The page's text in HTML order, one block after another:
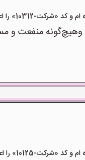
را اعلام کنید»
منفعت و
را اعلام کنید»